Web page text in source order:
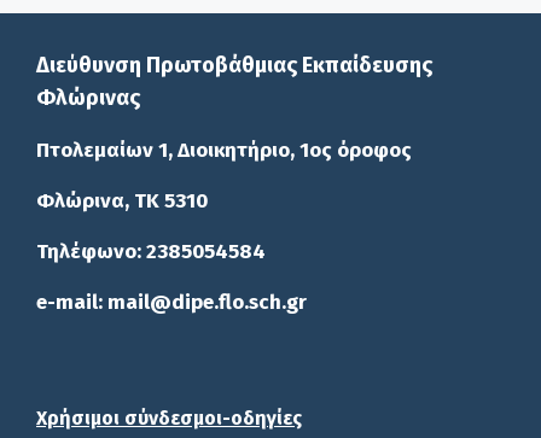
Διεύθυνση Πρωτοβάθμιας Εκπαίδευσης
Φλώρινας
Πτολεμαίων 1, Διοικητήριο, 1ος όροφος
Φλώρινα, ΤΚ 5310
Τηλέφωνο: 2385054584
e-mail: mail@dipe.flo.sch.gr
Χρήσιμοι σύνδεσμοι-οδηγίες